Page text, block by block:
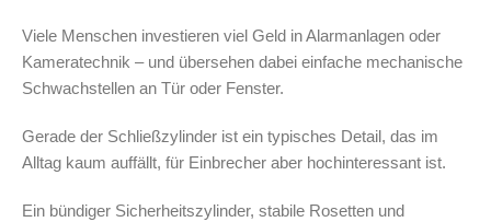
Viele Menschen investieren viel Geld in Alarmanlagen oder
Kameratechnik – und übersehen dabei einfache mechanische
Schwachstellen an Tür oder Fenster.
Gerade der Schließzylinder ist ein typisches Detail, das im
Alltag kaum auffällt, für Einbrecher aber hochinteressant ist.
Ein bündiger Sicherheitszylinder, stabile Rosetten und